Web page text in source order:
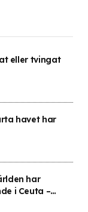
eller tvingat
havet har
har
i Ceuta –